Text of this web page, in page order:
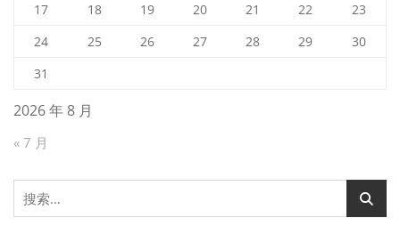
2026 年 8 月
17
18 19 20 21 22
23
24
25 26 27 28 29
30
31
« 7 月
搜
索：